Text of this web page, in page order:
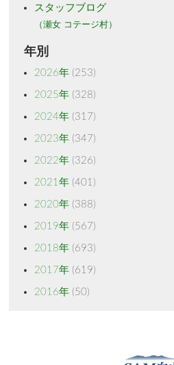
スタッフブログ
（瀬女 コテージ村）
年別
2026年(253)
2025年(328)
2024年(317)
2023年(347)
2022年(326)
2021年(401)
2020年(388)
2019年(567)
2018年(693)
2017年(619)
2016年(50)